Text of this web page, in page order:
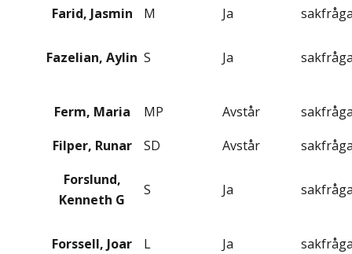
Farid, Jasmin
M Ja
Fazelian, Aylin S Ja
Ferm, Maria MP Avstår
Filper, Runar
SD Avstår
Forslund,
Kenneth G
S Ja
Forssell, Joar L Ja